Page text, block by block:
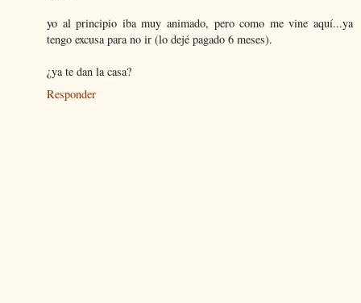
yo al principio iba muy animado, pero como me vine aquí...ya
tengo excusa para no ir (lo dejé pagado 6 meses).
¿ya te dan la casa?
Responder